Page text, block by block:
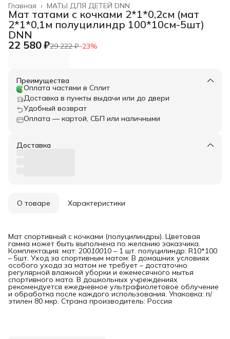
МАТЫ ДЛЯ ДЕТЕЙ DNN
Главная ›
Мат татами с кочками 2*1*0,2см (мат
2*1*0,1м полуцилиндр 100*10см-5шт)
DNN
22 580 ₽29 222 ₽−23%
Преимущества
Оплата частями в Сплит
Доставка в пункты выдачи или до двери
Удобный возврат
Оплата — картой, СБП или наличными
Доставка
О товаре Характеристики
Мат спортивный с кочками (полуцилиндры). Цветовая
гамма может быть выполнена по желанию заказчика.
Комплектация: мат: 20010010 – 1 шт. полуцилиндр: R10*100
– 5шт. Уход за спортивным матом: В домашних условиях
особого ухода за матом не требует – достаточно
регулярной влажной уборки и ежемесячного мытья
спортивного мата. В дошкольных учреждениях
рекомендуется ежедневное ультрафиолетовое облучение
и обработка после каждого использования. Упаковка: п/
этилен 80 мкр. Страна производитель: Россия